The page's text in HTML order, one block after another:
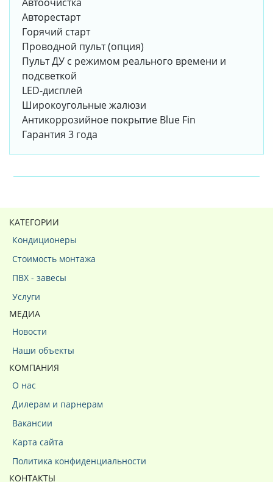
Автоочистка
Авторестарт
Горячий старт
Проводной пульт (опция)
Пульт ДУ с режимом реального времени и
подсветкой
LED-дисплей
Широкоугольные жалюзи
Антикоррозийное покрытие Blue Fin
Гарантия 3 года
КАТЕГОРИИ
Кондиционеры
Стоимость монтажа
ПВХ - завесы
Услуги
МЕДИА
Новости
Наши объекты
КОМПАНИЯ
О нас
Дилерам и парнерам
Вакансии
Карта сайта
Политика конфиденциальности
КОНТАКТЫ